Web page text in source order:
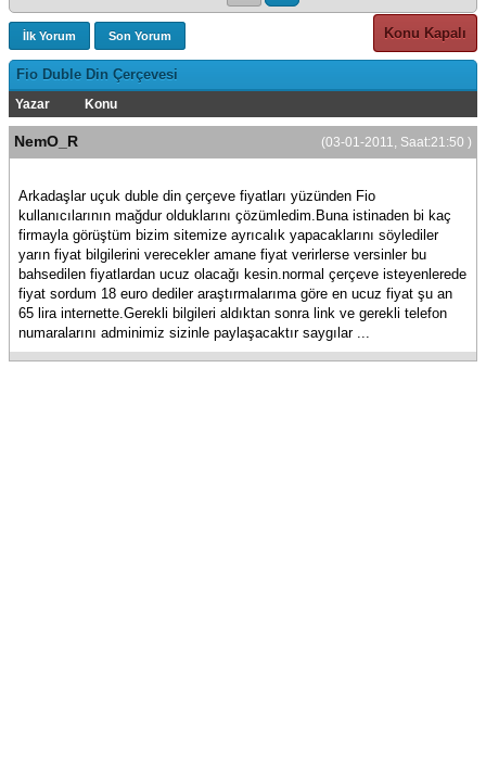
İlk Yorum Son Yorum Konu Kapalı
Fio Duble Din Çerçevesi
Yazar Konu
(03-01-2011, Saat:21:50 )
NemO_R
Arkadaşlar uçuk duble din çerçeve fiyatları yüzünden Fio
kullanıcılarının mağdur olduklarını çözümledim.Buna istinaden bi kaç
firmayla görüştüm bizim sitemize ayrıcalık yapacaklarını söylediler
yarın fiyat bilgilerini verecekler amane fiyat verirlerse versinler bu
bahsedilen fiyatlardan ucuz olacağı kesin.normal çerçeve isteyenlerede
fiyat sordum 18 euro dediler araştırmalarıma göre en ucuz fiyat şu an
65 lira internette.Gerekli bilgileri aldıktan sonra link ve gerekli telefon
numaralarını adminimiz sizinle paylaşacaktır saygılar ...